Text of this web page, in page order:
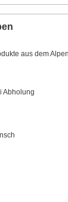
aus dem
Abholung